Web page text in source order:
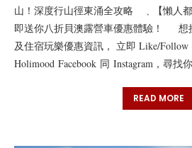
山！深度行山徑東涌全攻略 ﹑【懶人
即送你八折貝澳露營車優惠體驗！ 想
及住宿玩樂優惠資訊， 立即 Like/Follow
Holimood Facebook 同 Instagram，尋找
READ MORE